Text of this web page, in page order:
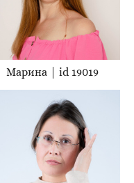
Марина | id 19019